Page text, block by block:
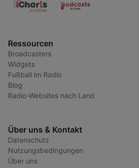
Ressourcen
Broadcasters
Widgets
Fußball im Radio
Blog
Radio-Websites nach Land
Über uns & Kontakt
Datenschutz
Nutzungsbedingungen
Über uns